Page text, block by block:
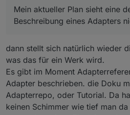
Das ist, zumindest bis
dem MQTT-Protokoll
würde es meiner
sprengen.
In der Doku werde ich
nur diejenigen
welche über den
Admin Oberfläche
Ich werde lediglich den
Broker/Client" dazu
Möglichkeit (Broker/Client),
Beschreibung.
homoran sagte in
[Doku]
MQTT allgemein:
beschreiben.
Das ist nur eine
unter dem Stichwort
Oberfläche gefunden
es einen Unterschied
welcher Adapter erwähnt
Sie werden nicht
einer Hilfestellung/
am überlegen wie ich das
Mein aktueller Plan sieht eine
Beschreibung eines Adapters
dann stellt sich natürlich wieder
was das für ein Werk wird.
Es gibt im Moment
Adapter beschrieben. die Doku
Adapterrepo, oder Tutorial. Da
keinen Schimmer wie tief man